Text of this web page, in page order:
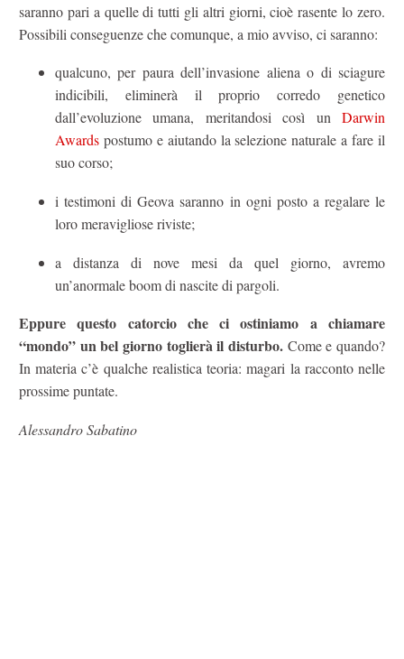
saranno pari a quelle di tutti gli altri giorni, cioè rasente lo zero.
Possibili conseguenze che comunque, a mio avviso, ci saranno:
qualcuno, per paura dell’invasione aliena o di sciagure
indicibili, eliminerà il proprio corredo genetico
dall’evoluzione umana, meritandosi così un Darwin
Awards postumo e aiutando la selezione naturale a fare il
suo corso;
i testimoni di Geova saranno in ogni posto a regalare le
loro meravigliose riviste;
a distanza di nove mesi da quel giorno, avremo
un’anormale boom di nascite di pargoli.
Eppure questo catorcio che ci ostiniamo a chiamare
“mondo” un bel giorno toglierà il disturbo. Come e quando?
In materia c’è qualche realistica teoria: magari la racconto nelle
prossime puntate.
Alessandro Sabatino